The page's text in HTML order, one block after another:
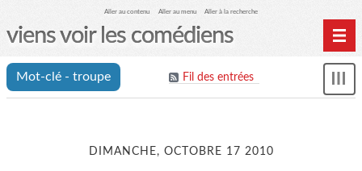
Aller au contenu Aller au menu Aller à la recherche
viens voir les comédiens
Home
Archives
le
Mot-clé - troupe Fil des entrées
DIMANCHE, OCTOBRE 17 2010